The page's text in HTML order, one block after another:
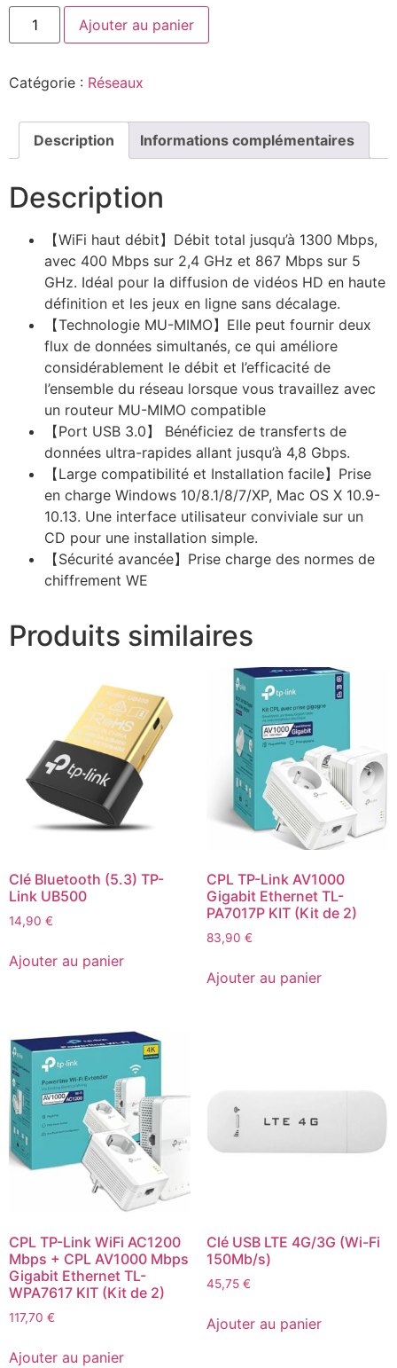
Ajouter au panier
Catégorie : Réseaux
Description Informations complémentaires
Description
【WiFi haut débit】Débit total jusqu’à 1300 Mbps,
avec 400 Mbps sur 2,4 GHz et 867 Mbps sur 5
GHz. Idéal pour la diffusion de vidéos HD en haute
définition et les jeux en ligne sans décalage.
【Technologie MU-MIMO】Elle peut fournir deux
flux de données simultanés, ce qui améliore
considérablement le débit et l’efficacité de
l’ensemble du réseau lorsque vous travaillez avec
un routeur MU-MIMO compatible
【Port USB 3.0】 Bénéficiez de transferts de
données ultra-rapides allant jusqu’à 4,8 Gbps.
【Large compatibilité et Installation facile】Prise
en charge Windows 10/8.1/8/7/XP, Mac OS X 10.9-
10.13. Une interface utilisateur conviviale sur un
CD pour une installation simple.
【Sécurité avancée】Prise charge des normes de
chiffrement WE
Produits similaires
Clé Bluetooth (5.3) TP-
Link UB500
14,90 €
Ajouter au panier
CPL TP-Link AV1000
Gigabit Ethernet TL-
PA7017P KIT (Kit de 2)
83,90 €
Ajouter au panier
CPL TP-Link WiFi AC1200
Mbps + CPL AV1000 Mbps
Gigabit Ethernet TL-
WPA7617 KIT (Kit de 2)
117,70 €
Ajouter au panier
Clé USB LTE 4G/3G (Wi-Fi
150Mb/s)
45,75 €
Ajouter au panier